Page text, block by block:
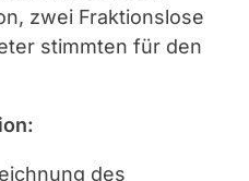
zwei Fraktionslose
stimmten für den
des